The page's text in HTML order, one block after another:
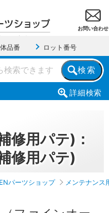
お問い合わせ
品番 ロット番号
検索
詳細検索
修用パテ)：
修用パテ)
パーツショップ メンテナンス